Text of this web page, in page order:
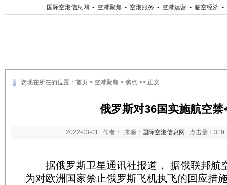
国际空港信息网 - 空港聚焦 - 空港服务 - 空港运营 - 临空经济 -
您现在所在的位置： 首页 > 空港聚焦 > 焦点 >> 正文
俄罗斯对36国实施航空禁
2022-03-01 作者： 来源： 国际空港信息网 点击量：
据俄罗斯卫星通讯社报道， 据俄联邦航
为对欧洲国家禁止俄罗斯飞机执飞的回应措